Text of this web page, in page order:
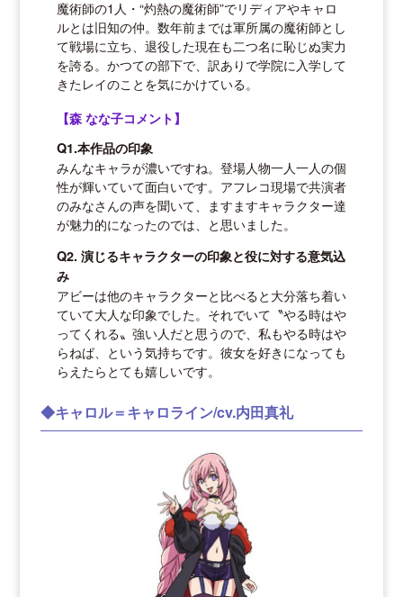
魔術師の1人・“灼熱の魔術師”でリディアやキャロ
ルとは旧知の仲。数年前までは軍所属の魔術師とし
て戦場に立ち、退役した現在も二つ名に恥じぬ実力
を誇る。かつての部下で、訳ありで学院に入学して
きたレイのことを気にかけている。
【森 なな子コメント】
Q1.本作品の印象
みんなキャラが濃いですね。登場人物一人一人の個
性が輝いていて面白いです。アフレコ現場で共演者
のみなさんの声を聞いて、ますますキャラクター達
が魅力的になったのでは、と思いました。
Q2. 演じるキャラクターの印象と役に対する意気込
み
アビーは他のキャラクターと比べると大分落ち着い
ていて大人な印象でした。それでいて〝やる時はや
ってくれる〟強い人だと思うので、私もやる時はや
らねば、という気持ちです。彼女を好きになっても
らえたらとても嬉しいです。
◆キャロル＝キャロライン/cv.内田真礼